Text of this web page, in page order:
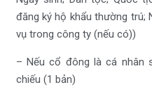
đăng ký hộ khẩu thường trú;
vụ trong công ty (nếu có))
– Nếu cổ đông là cá nhân
chiếu (1 bản)